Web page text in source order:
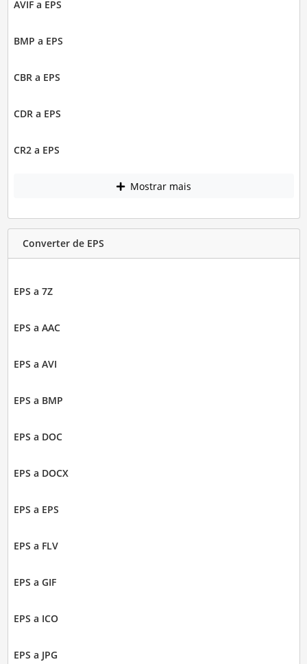
AVIF a EPS
BMP a EPS
CBR a EPS
CDR a EPS
CR2 a EPS
Mostrar mais
Converter de EPS
EPS a 7Z
EPS a AAC
EPS a AVI
EPS a BMP
EPS a DOC
EPS a DOCX
EPS a EPS
EPS a FLV
EPS a GIF
EPS a ICO
EPS a JPG